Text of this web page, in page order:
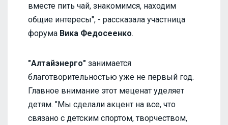
вместе пить чай, знакомимся, находим
общие интересы", - рассказала участница
форума Вика Федосеенко.
"Алтайэнерго" занимается
благотворительностью уже не первый год.
Главное внимание этот меценат уделяет
детям. "Мы сделали акцент на все, что
связано с детским спортом, творчеством,